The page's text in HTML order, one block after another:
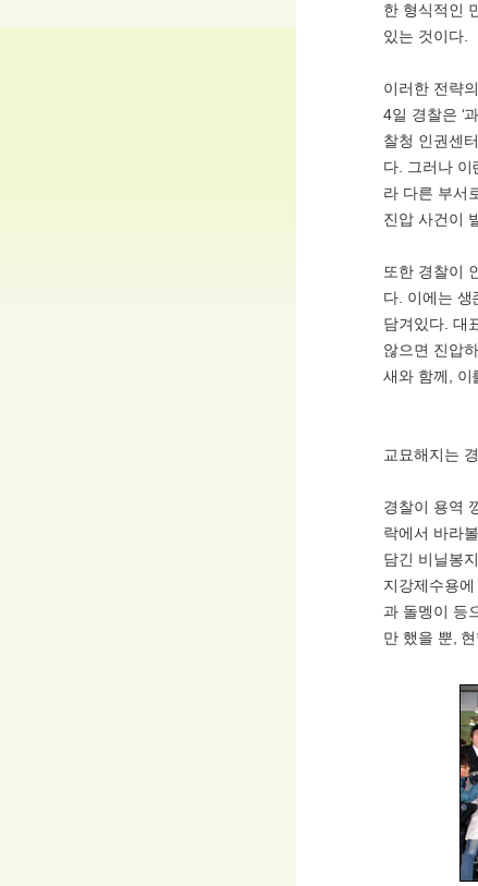
한 형식적인
있는 것이다.
이러한 전략
4일 경찰은 ‘
찰청 인권센
다. 그러나 이
라 다른 부서
진압 사건이
또한 경찰이
다. 이에는 생
담겨있다. 대
않으면 진압
새와 함께, 이
교묘해지는
경찰이 용역
락에서 바라
담긴 비닐봉
지강제수용
과 돌멩이 등
만 했을 뿐,